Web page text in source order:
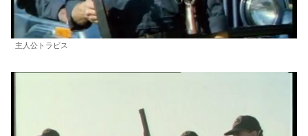
主人公トラビス